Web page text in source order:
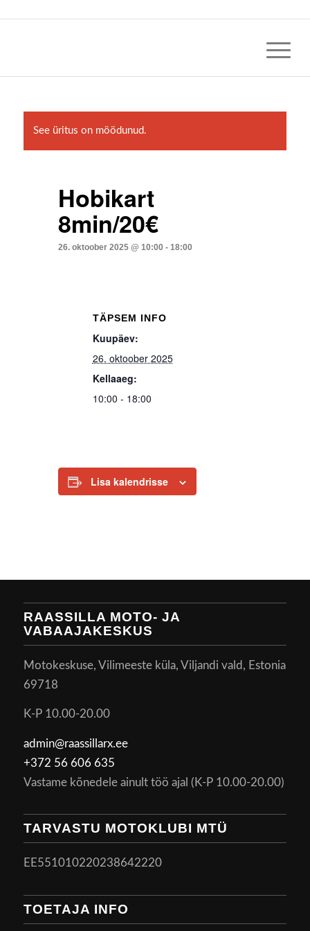
See üritus on möödunud.
Hobikart
8min/20€
26. oktoober 2025 @ 10:00 - 18:00
TÄPSEM INFO
Kuupäev:
26. oktoober 2025
Kellaaeg:
10:00 - 18:00
Lisa kalendrisse
RAASSILLA MOTO- JA
VABAAJAKESKUS
Motokeskuse, Vilimeeste küla, Viljandi vald, Estonia
69718
K-P 10.00-20.00
admin@raassillarx.ee
+372 56 606 635
Vastame kõnedele ainult töö ajal (K-P 10.00-20.00)
TARVASTU MOTOKLUBI MTÜ
EE551010220238642220
TOETAJA INFO